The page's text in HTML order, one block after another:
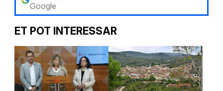
Google
ET POT INTERESSAR